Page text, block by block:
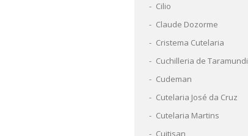
Cilio
Claude Dozorme
Cristema Cutelaria
Cuchilleria de Taramundi
Cudeman
Cutelaria José da Cruz
Cutelaria Martins
Cuitisan